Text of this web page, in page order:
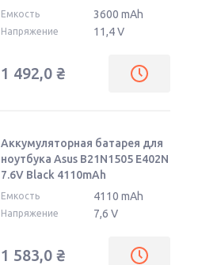
Емкость 3600 mAh
Напряжение 11,4 V
1 492,0 ₴
Аккумуляторная батарея для
ноутбука Asus B21N1505 E402N
7.6V Black 4110mAh
Емкость 4110 mAh
Напряжение 7,6 V
1 583,0 ₴